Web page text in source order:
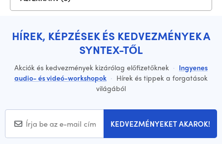
HÍREK, KÉPZÉSEK ÉS KEDVEZMÉNYEK A
SYNTEX-TŐL
Akciók és kedvezmények kizárólag előfizetőknek · Ingyenes
audio- és videó-workshopok · Hírek és tippek a forgatások
világából
KEDVEZMÉNYEKET AKAROK!